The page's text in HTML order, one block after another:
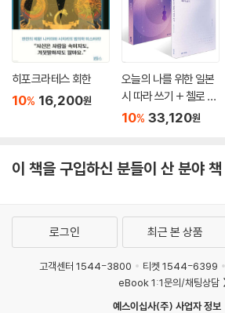
디까지가 허구인지 복잡하게 뒤엉켜버려 가상
테러와 전쟁 등에 무감각해진 요즘 세대들의 의
라하게 묘사하고 있다.
“여기저기서 자살을 하는 건 인생을 리셋하고
의미에서는 게임이지. 깨끗이 죽어버리는 건 어
시 살겠다는 속셈이라고. 내내 게임 감각으로 살
-본문 355쪽
히포크라테스 회한
10% 16,200원
오늘의 나를 위한 일본
시 따라 쓰기 + 첼로 켜
는 고슈 세트
10% 33,120원
이 책을 구입하신 분들이 산 분야 책
로그인 최근 본 상품
고객센터 1544-3800 티켓 1544-6399
eBook 1:1문의/채팅상담
예스이십사(주) 사업자 정보